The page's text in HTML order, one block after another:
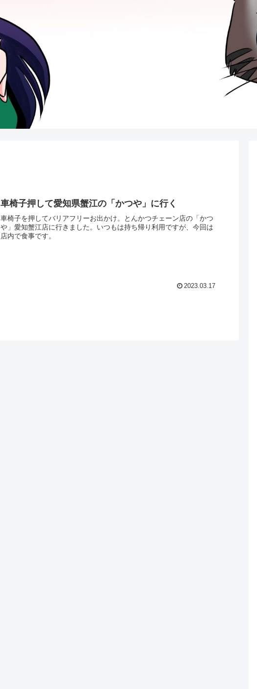
車椅子押して愛知県蟹江の「かつや」に行く
車椅子を押してバリアフリーお出かけ。とんかつチェーン店の「かつ
や」愛知蟹江店に行きました。いつもは持ち帰り利用ですが、今回は
店内で食事です。
2023.03.17